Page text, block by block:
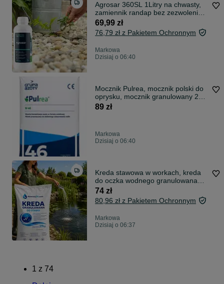
Agrosar 360SL 1Litry na chwasty,
zamiennik randap bez zezwolenia,
środek na chwasty w ogrodzie, na
chwasty w kostce, oprysk na
pokrzywę
69,99 zł
76,79 zł z Pakietem Ochronnym
Markowa
Dzisiaj o 06:40
Mocznik Pulrea, mocznik polski do
oprysku, mocznik granulowany 25
kg
89 zł
Markowa
Dzisiaj o 06:40
Kreda stawowa w workach, kreda
do oczka wodnego granulowana
29kg oczyszcza wodę i jest
bezpieczna dla RYB,, redukcja
glonów w wodzie
74 zł
80,96 zł z Pakietem Ochronnym
Markowa
Dzisiaj o 06:37
1 z 74